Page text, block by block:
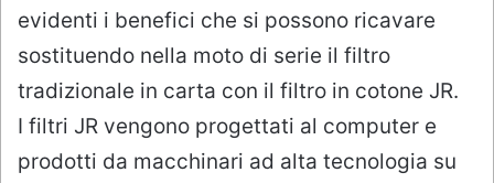
evidenti i benefici che si possono ricavare
sostituendo nella moto di serie il filtro
tradizionale in carta con il filtro in cotone JR.
I filtri JR vengono progettati al computer e
prodotti da macchinari ad alta tecnologia su